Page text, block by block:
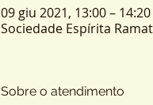
09 giu 2021, 13:00 – 14:20
Sociedade Espírita
Sobre o atendimento